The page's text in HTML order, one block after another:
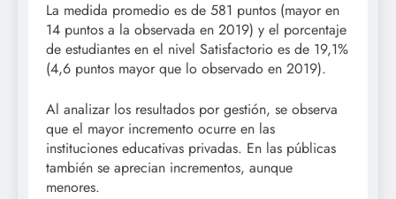
La medida promedio es de 581 puntos (mayor en
14 puntos a la observada en 2019) y el porcentaje
de estudiantes en el nivel Satisfactorio es de 19,1%
(4,6 puntos mayor que lo observado en 2019).
Al analizar los resultados por gestión, se observa
que el mayor incremento ocurre en las
instituciones educativas privadas. En las públicas
también se aprecian incrementos, aunque
menores.